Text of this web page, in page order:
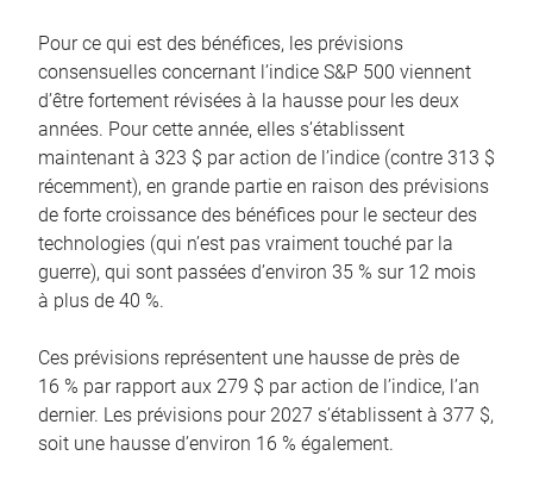
Pour ce qui est des bénéfices, les prévisions
consensuelles concernant l’indice S&P 500 viennent
d’être fortement révisées à la hausse pour les deux
années. Pour cette année, elles s’établissent
maintenant à 323 $ par action de l’indice (contre 313 $
récemment), en grande partie en raison des prévisions
de forte croissance des bénéfices pour le secteur des
technologies (qui n’est pas vraiment touché par la
guerre), qui sont passées d’environ 35 % sur 12 mois
à plus de 40 %.
Ces prévisions représentent une hausse de près de
16 % par rapport aux 279 $ par action de l’indice, l’an
dernier. Les prévisions pour 2027 s’établissent à 377 $,
soit une hausse d’environ 16 % également.